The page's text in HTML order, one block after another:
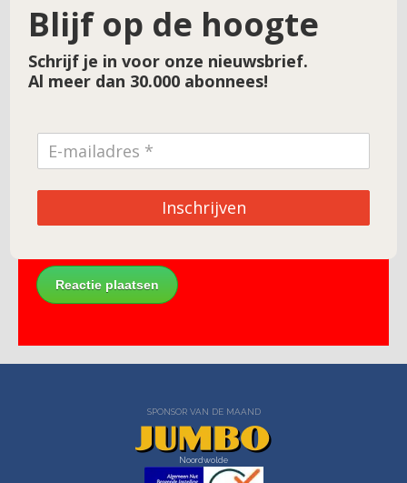
Naam*
E-mail*
SPONSOR VAN DE MAAND
Noordwolde
Blijf op de hoogte
Schrijf je in voor onze nieuwsbrief.
Al meer dan 30.000 abonnees!
Inschrijven